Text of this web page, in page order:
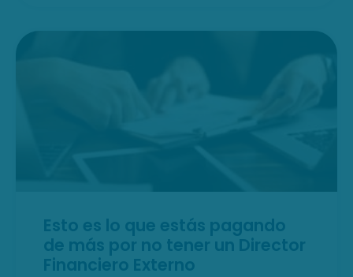
Esto es lo que estás pagando
de más por no tener un Director
Financiero Externo